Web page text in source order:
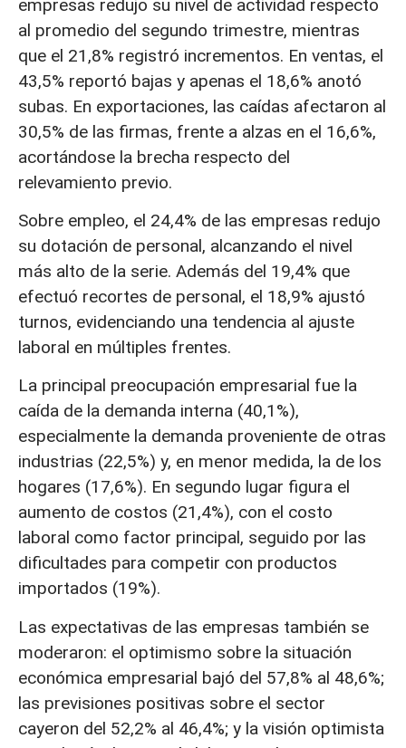
empresas redujo su nivel de actividad respecto
al promedio del segundo trimestre, mientras
que el 21,8% registró incrementos. En ventas, el
43,5% reportó bajas y apenas el 18,6% anotó
subas. En exportaciones, las caídas afectaron al
30,5% de las firmas, frente a alzas en el 16,6%,
acortándose la brecha respecto del
relevamiento previo.
Sobre empleo, el 24,4% de las empresas redujo
su dotación de personal, alcanzando el nivel
más alto de la serie. Además del 19,4% que
efectuó recortes de personal, el 18,9% ajustó
turnos, evidenciando una tendencia al ajuste
laboral en múltiples frentes.
La principal preocupación empresarial fue la
caída de la demanda interna (40,1%),
especialmente la demanda proveniente de otras
industrias (22,5%) y, en menor medida, la de los
hogares (17,6%). En segundo lugar figura el
aumento de costos (21,4%), con el costo
laboral como factor principal, seguido por las
dificultades para competir con productos
importados (19%).
Las expectativas de las empresas también se
moderaron: el optimismo sobre la situación
económica empresarial bajó del 57,8% al 48,6%;
las previsiones positivas sobre el sector
cayeron del 52,2% al 46,4%; y la visión optimista